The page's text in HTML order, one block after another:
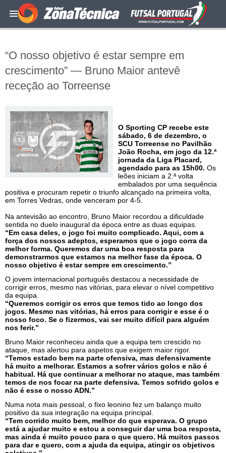
“O nosso objetivo é estar sempre em
crescimento” — Bruno Maior antevê
receção ao Torreense
O Sporting CP recebe este
sábado, 6 de dezembro, o
SCU Torreense no Pavilhão
João Rocha, em jogo da 12.ª
jornada da Liga Placard,
agendado para as 15h00. Os
leões iniciam a 2.ª volta
embalados por uma sequência
positiva e procuram repetir o triunfo alcançado na primeira volta,
em Torres Vedras, onde venceram por 4-5.
Na antevisão ao encontro, Bruno Maior recordou a dificuldade
sentida no duelo inaugural da época entre as duas equipas.
“Em casa deles, o jogo foi muito complicado. Aqui, com a
força dos nossos adeptos, esperamos que o jogo corra da
melhor forma. Queremos dar uma boa resposta para
demonstrarmos que estamos na melhor fase da época. O
nosso objetivo é estar sempre em crescimento.”
O jovem internacional português destacou a necessidade de
corrigir erros, mesmo nas vitórias, para elevar o nível competitivo
da equipa.
“Queremos corrigir os erros que temos tido ao longo dos
jogos. Mesmo nas vitórias, há erros para corrigir e esse é o
nosso foco. Se o fizermos, vai ser muito difícil para alguém
nos ferir.”
Bruno Maior reconheceu ainda que a equipa tem crescido no
ataque, mas alertou para aspetos que exigem maior rigor.
“Temos estado bem na parte ofensiva, mas defensivamente
há muito a melhorar. Estamos a sofrer vários golos e não é
habitual. Há que continuar a melhorar no ataque, mas também
temos de nos focar na parte defensiva. Temos sofrido golos e
não é esse o nosso ADN.”
Numa nota mais pessoal, o fixo leonino fez um balanço muito
positivo da sua integração na equipa principal.
“Tem corrido muito bem, melhor do que esperava. O grupo
está a ajudar muito e estou a conseguir dar uma boa resposta,
mas ainda é muito pouco para o que quero. Há muitos passos
para dar e quero, com a ajuda da equipa, atingir os objetivos